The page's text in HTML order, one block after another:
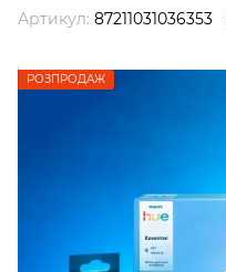
Артикул: 87211031036353
РОЗПРОДАЖ